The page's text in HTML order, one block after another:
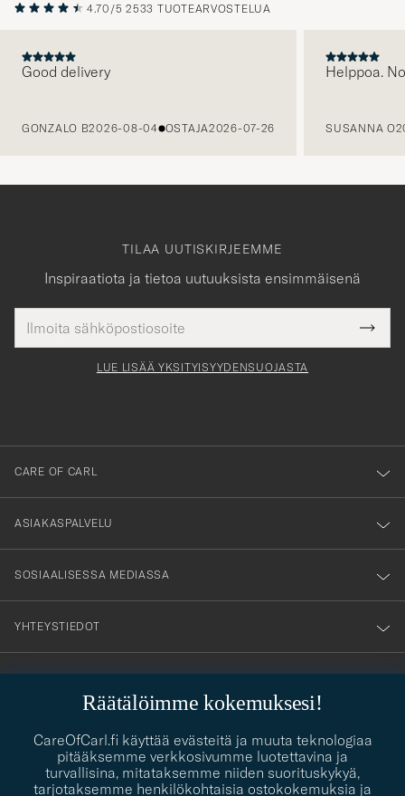
4.70/5 2533 TUOTEARVOSTELUA
Good delivery
GONZALO B2026-08-04 OSTAJA2026-07-26
Helppoa.
SUSANNA O
Räätälöimme kokemuksesi!
CareOfCarl.fi käyttää evästeitä ja muuta teknologiaa
pitääksemme verkkosivumme luotettavina ja
turvallisina, mitataksemme niiden suorituskykyä,
tarjotaksemme henkilökohtaisia ostokokemuksia ja
TILAA UUTISKIRJEEMME
Inspiraatiota ja tietoa uutuuksista ensimmäisenä
tieto
Tack
för
dig
till
vårt
nyhetsbrev!
LUE LISÄÄ YKSITYISYYDENSUOJASTA
CARE OF CARL
ASIAKASPALVELU
SOSIAALISESSA MEDIASSA
YHTEYSTIEDOT
contact@careofcarl.com
PUKEUTUMISNEUVONTA
Kaipaatko apua oman tyylisi löytämiseen? Me autamme sinua
mielellämme!
PUKEUTUMISNEUVONTA